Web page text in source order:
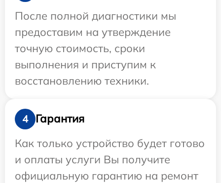
После полной диагностики мы
предоставим на утверждение
точную стоимость, сроки
выполнения и приступим к
восстановлению техники.
4
Гарантия
Как только устройство будет готово
и оплаты услуги Вы получите
официальную гарантию на ремонт